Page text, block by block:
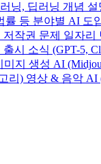
닝, 딥러닝 개념
률 등 분야별 AI 도
작권 문제 일자
시 소식 (GPT-5,
지 생성 AI
리) 영상 & 음악 AI